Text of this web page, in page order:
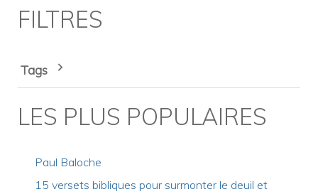
FILTRES
Tags
LES PLUS POPULAIRES
Paul Baloche
15 versets bibliques pour surmonter le deuil et